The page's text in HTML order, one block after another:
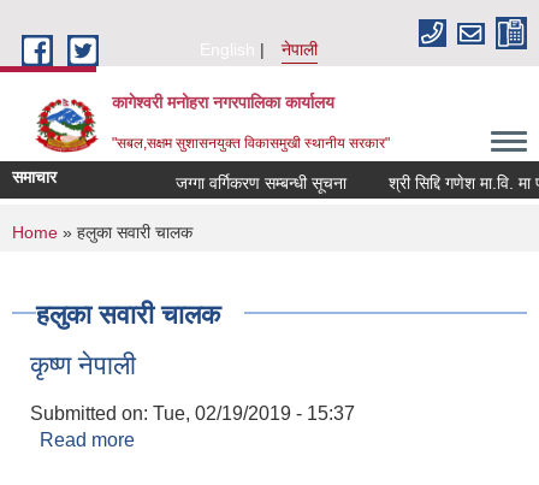
English
नेपाली
कागेश्वरी मनोहरा नगरपालिका कार्यालय
"सबल,सक्षम सुशासनयुक्त विकासमुखी स्थानीय सरकार"
समाचार जग्गा वर्गिकरण सम्बन्धी सूचना श्री सिद्दि गणेश मा.वि. मा
You are here
Home » हलुका सवारी चालक
हलुका सवारी चालक
कृष्ण नेपाली
Submitted on: Tue, 02/19/2019 - 15:37
Read more